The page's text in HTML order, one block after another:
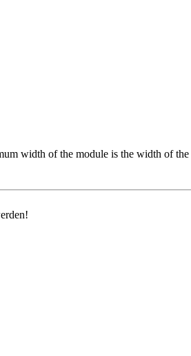
width of the module is the width of